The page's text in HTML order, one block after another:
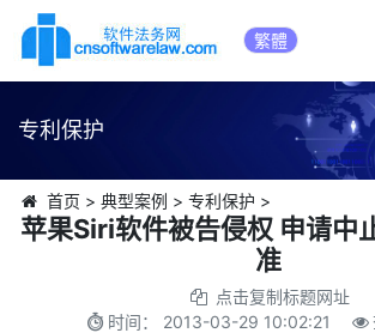
繁體
专利保护
首页 > 典型案例 > 专利保护 >
苹果Siri软件被告侵权 申请中
准
点击复制标题网址
时间： 2013-03-29 10:02:21